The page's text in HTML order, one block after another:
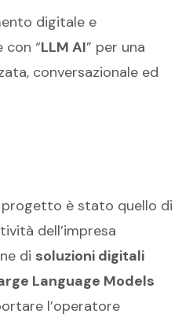
digitale e
“LLM AI” per una
conversazionale ed
è stato quello di
dell’impresa
di soluzioni digitali
Language Models
l’operatore